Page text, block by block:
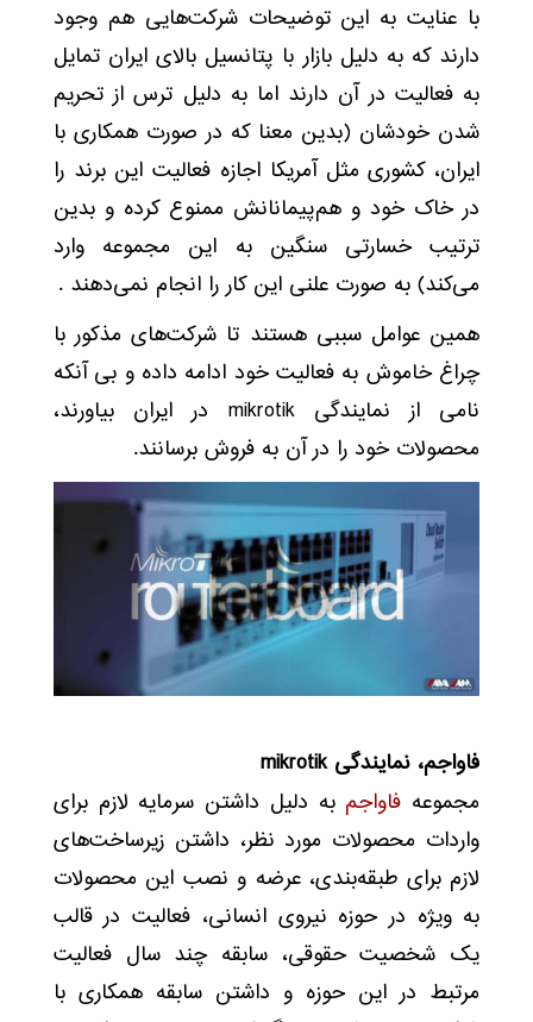
با عنایت به این توضیحات شرکت‌‌هایی هم وجود
دارند که به دلیل بازار با پتانسیل بالای ایران تمایل
به فعالیت در آن دارند اما به دلیل ترس از تحریم
شدن خودشان (بدین معنا که در صورت همکاری با
ایران، کشوری مثل آمریکا اجازه فعالیت این برند را
در خاک خود و هم‌پیمانانش ممنوع کرده و بدین
ترتیب خسارتی سنگین به این مجموعه وارد
می‌کند) به صورت علنی این کار را انجام نمی‌دهند .
همین عوامل سببی هستند تا شرکت‌های مذکور با
چراغ خاموش به فعالیت خود ادامه داده و بی آنکه
نامی از نمایندگی mikrotik در ایران بیاورند،
محصولات خود را در آن به فروش برسانند.
فاواجم، نمایندگی mikrotik
مجموعه فاواجم به دلیل داشتن سرمایه لازم برای
واردات محصولات مورد نظر، داشتن زیرساخت‌های
لازم برای طبقه‌بندی، عرضه و نصب این محصولات
به ویژه در حوزه نیروی انسانی، فعالیت در قالب
یک شخصیت حقوقی، سابقه چند سال فعالیت
مرتبط در این حوزه و داشتن سابقه همکاری با